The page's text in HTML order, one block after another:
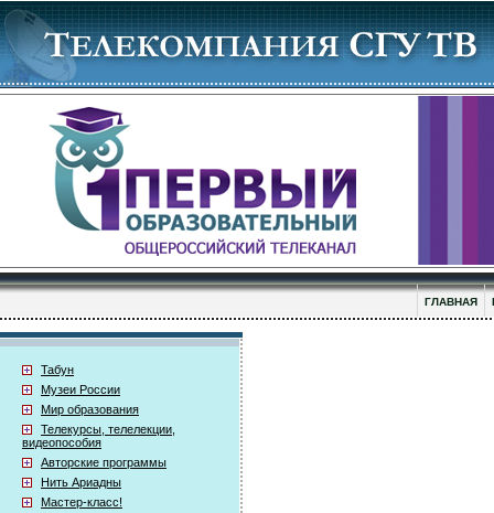
ГЛАВНАЯ
Табун
Музеи России
Мир образования
Телекурсы, телелекции,
видеопособия
Авторские программы
Нить Ариадны
Мастер-класс!